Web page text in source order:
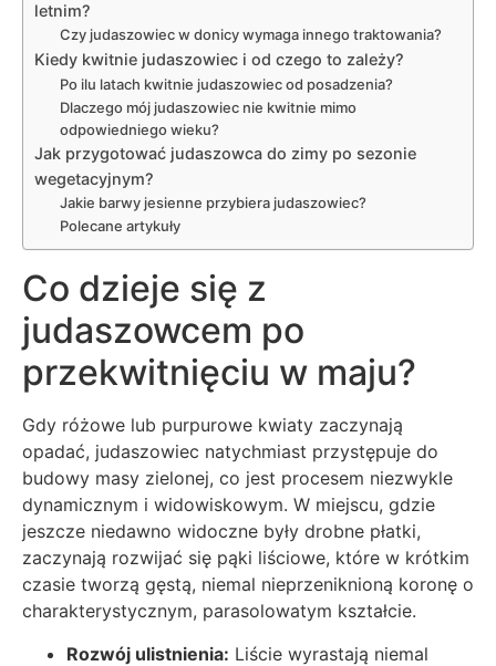
letnim?
Czy judaszowiec w donicy wymaga innego traktowania?
Kiedy kwitnie judaszowiec i od czego to zależy?
Po ilu latach kwitnie judaszowiec od posadzenia?
Dlaczego mój judaszowiec nie kwitnie mimo
odpowiedniego wieku?
Jak przygotować judaszowca do zimy po sezonie
wegetacyjnym?
Jakie barwy jesienne przybiera judaszowiec?
Polecane artykuły
Co dzieje się z
judaszowcem po
przekwitnięciu w maju?
Gdy różowe lub purpurowe kwiaty zaczynają
opadać, judaszowiec natychmiast przystępuje do
budowy masy zielonej, co jest procesem niezwykle
dynamicznym i widowiskowym. W miejscu, gdzie
jeszcze niedawno widoczne były drobne płatki,
zaczynają rozwijać się pąki liściowe, które w krótkim
czasie tworzą gęstą, niemal nieprzeniknioną koronę o
charakterystycznym, parasolowatym kształcie.
Rozwój ulistnienia: Liście wyrastają niemal